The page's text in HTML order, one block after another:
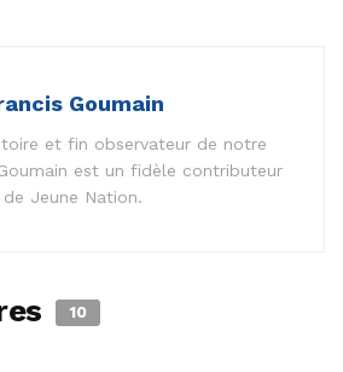
Goumain
et fin observateur de notre
est un fidèle contributeur
de Jeune Nation.
10